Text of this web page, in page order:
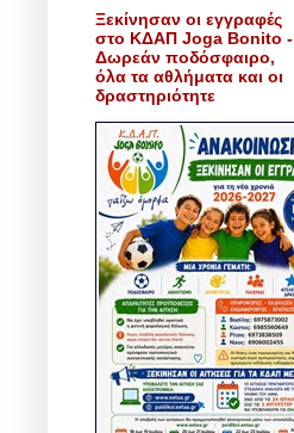
Ξεκίνησαν οι εγγραφές
στο ΚΔΑΠ Joga Bonito -
Δωρεάν ποδόσφαιρο,
όλα τα αθλήματα και οι
δραστηριότητε